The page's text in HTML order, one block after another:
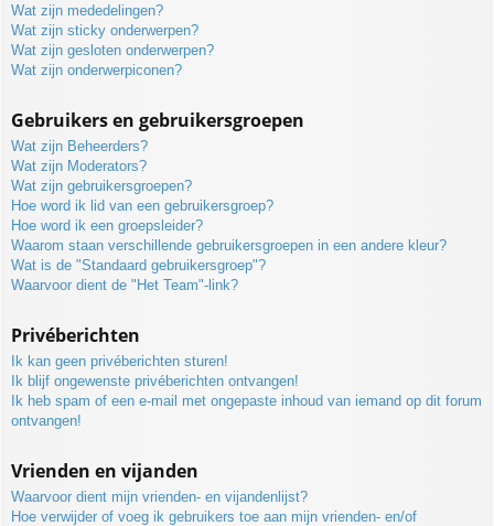
Wat zijn mededelingen?
Wat zijn sticky onderwerpen?
Wat zijn gesloten onderwerpen?
Wat zijn onderwerpiconen?
Gebruikers en gebruikersgroepen
Wat zijn Beheerders?
Wat zijn Moderators?
Wat zijn gebruikersgroepen?
Hoe word ik lid van een gebruikersgroep?
Hoe word ik een groepsleider?
Waarom staan verschillende gebruikersgroepen in een andere kleur?
Wat is de "Standaard gebruikersgroep"?
Waarvoor dient de "Het Team"-link?
Privéberichten
Ik kan geen privéberichten sturen!
Ik blijf ongewenste privéberichten ontvangen!
Ik heb spam of een e-mail met ongepaste inhoud van iemand op dit forum
ontvangen!
Vrienden en vijanden
Waarvoor dient mijn vrienden- en vijandenlijst?
Hoe verwijder of voeg ik gebruikers toe aan mijn vrienden- en/of